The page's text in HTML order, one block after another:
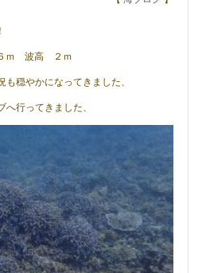
ｍ 波高 ２ｍ
穏やかになってきました、
へ行ってきました、